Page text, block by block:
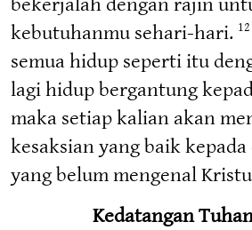
kebutuhanmu sehari-hari. 12
semua hidup seperti itu
lagi hidup bergantung
maka setiap kalian akan
kesaksian yang baik
yang belum mengenal
Kedatangan